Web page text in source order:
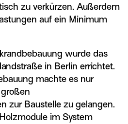
zu verkürzen. Außerdem
auf ein Minimum
wurde das
in Berlin errichtet.
machte es nur
zur Baustelle zu gelangen.
im System